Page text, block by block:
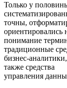
Только у
точны,
ориентировались
понимание
традиционные
бизнес-
также средства
управления